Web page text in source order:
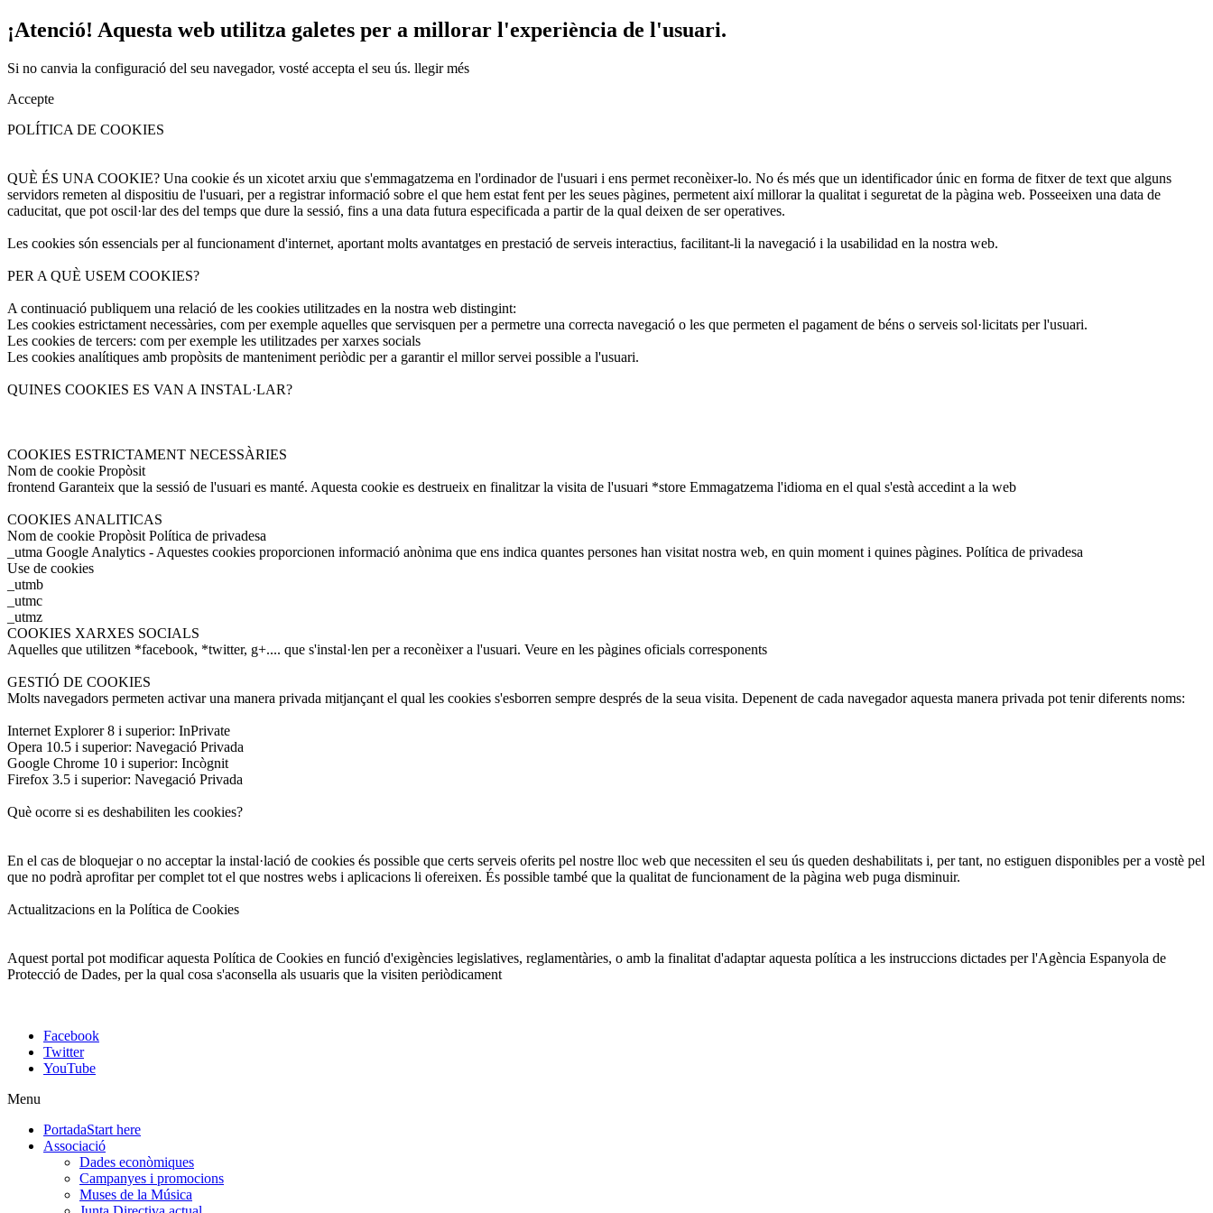
¡Atenció! Aquesta web utilitza galetes per a millorar l'experiència de l'usuari.
Si no canvia la configuració del seu navegador, vosté accepta el seu ús. llegir més
Accepte
POLÍTICA DE COOKIES
QUÈ ÉS UNA COOKIE? Una cookie és un xicotet arxiu que s'emmagatzema en l'ordinador de l'usuari i ens permet reconèixer-lo. No és més que un identificador únic en forma de fitxer de text que alguns
servidors remeten al dispositiu de l'usuari, per a registrar informació sobre el que hem estat fent per les seues pàgines, permetent així millorar la qualitat i seguretat de la pàgina web. Posseeixen una data de
caducitat, que pot oscil·lar des del temps que dure la sessió, fins a una data futura especificada a partir de la qual deixen de ser operatives.
Les cookies són essencials per al funcionament d'internet, aportant molts avantatges en prestació de serveis interactius, facilitant-li la navegació i la usabilidad en la nostra web.
PER A QUÈ USEM COOKIES?
A continuació publiquem una relació de les cookies utilitzades en la nostra web distingint:
Les cookies estrictament necessàries, com per exemple aquelles que servisquen per a permetre una correcta navegació o les que permeten el pagament de béns o serveis sol·licitats per l'usuari.
Les cookies de tercers: com per exemple les utilitzades per xarxes socials
Les cookies analítiques amb propòsits de manteniment periòdic per a garantir el millor servei possible a l'usuari.
QUINES COOKIES ES VAN A INSTAL·LAR?
COOKIES ESTRICTAMENT NECESSÀRIES
Nom de cookie Propòsit
frontend Garanteix que la sessió de l'usuari es manté. Aquesta cookie es destrueix en finalitzar la visita de l'usuari *store Emmagatzema l'idioma en el qual s'està accedint a la web
COOKIES ANALITICAS
Nom de cookie Propòsit Política de privadesa
_utma Google Analytics - Aquestes cookies proporcionen informació anònima que ens indica quantes persones han visitat nostra web, en quin moment i quines pàgines. Política de privadesa
Use de cookies
_utmb
_utmc
_utmz
COOKIES XARXES SOCIALS
Aquelles que utilitzen *facebook, *twitter, g+.... que s'instal·len per a reconèixer a l'usuari. Veure en les pàgines oficials corresponents
GESTIÓ DE COOKIES
Molts navegadors permeten activar una manera privada mitjançant el qual les cookies s'esborren sempre després de la seua visita. Depenent de cada navegador aquesta manera privada pot tenir diferents noms:
Internet Explorer 8 i superior: InPrivate
Opera 10.5 i superior: Navegació Privada
Google Chrome 10 i superior: Incògnit
Firefox 3.5 i superior: Navegació Privada
Què ocorre si es deshabiliten les cookies?
En el cas de bloquejar o no acceptar la instal·lació de cookies és possible que certs serveis oferits pel nostre lloc web que necessiten el seu ús queden deshabilitats i, per tant, no estiguen disponibles per a vostè pel
que no podrà aprofitar per complet tot el que nostres webs i aplicacions li ofereixen. És possible també que la qualitat de funcionament de la pàgina web puga disminuir.
Actualitzacions en la Política de Cookies
Aquest portal pot modificar aquesta Política de Cookies en funció d'exigències legislatives, reglamentàries, o amb la finalitat d'adaptar aquesta política a les instruccions dictades per l'Agència Espanyola de
Protecció de Dades, per la qual cosa s'aconsella als usuaris que la visiten periòdicament
Facebook
Twitter
YouTube
Menu
PortadaStart here
Associació
Dades econòmiques
Campanyes i promocions
Muses de la Música